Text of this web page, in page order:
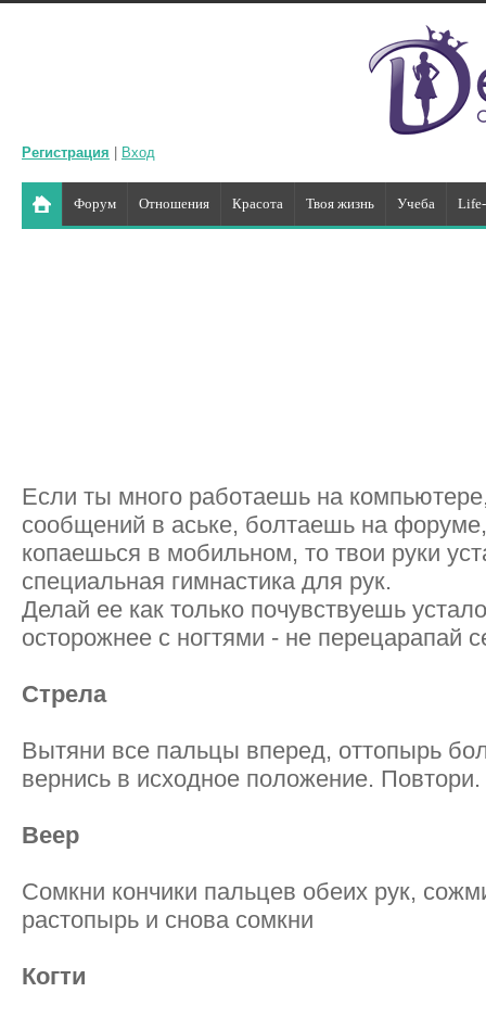
Регистрация Вход
Форум Отношения Красота Твоя жизнь Учеба
Если ты много работаешь на
сообщений в аське, болтаешь на
копаешься в мобильном, то твои руки
специальная гимнастика для рук.
Делай ее как только почувствуешь
осторожнее с ногтями - не перецарапай
Стрела
Вытяни все пальцы вперед, оттопырь
вернись в исходное положение.
Веер
Сомкни кончики пальцев обеих рук,
растопырь и снова сомкни
Когти